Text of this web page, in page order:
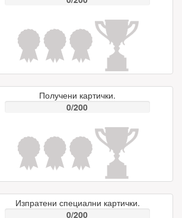
Получени картички.
0/200
Изпратени специални картички.
0/200